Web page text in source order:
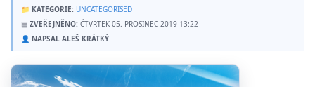
📁 KATEGORIE: UNCATEGORISED
▤ ZVEŘEJNĚNO: ČTVRTEK 05. PROSINEC 2019 13:22
👤 NAPSAL ALEŠ KRÁTKÝ